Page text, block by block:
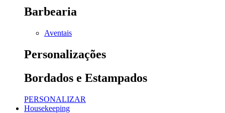
Barbearia
Aventais
Personalizações
Bordados e Estampados
PERSONALIZAR
Housekeeping